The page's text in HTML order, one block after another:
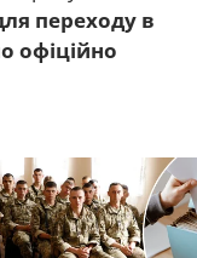
переходу в
офіційно